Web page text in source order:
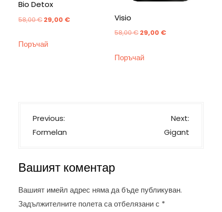
Bio Detox
58,00€ Original
was:
29,00 €Текущата
Поръчай
Visio
58,00€ Original
was:
29,00 €Текущата
Поръчай
Н
а
и
г
а
ц
Previous:
Formelan
Next:
Gigant
Вашият коментар
Вашият имейл адрес няма да бъде публикуван.
Задължителните полета са отбелязани с *